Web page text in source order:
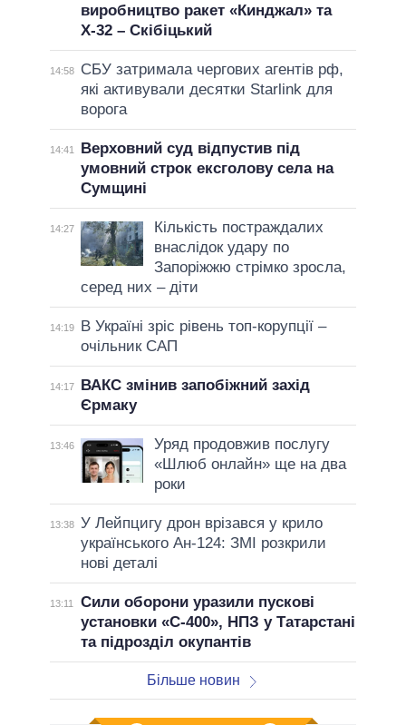
виробництво ракет «Кинджал» та
Х-32 – Скібіцький
14:58
СБУ затримала чергових агентів рф,
які активували десятки Starlink для
ворога
14:41
Верховний суд відпустив під
умовний строк ексголову села на
Сумщині
14:27
Кількість постраждалих
внаслідок удару по
Запоріжжю стрімко зросла,
серед них – діти
14:19
В Україні зріс рівень топ-корупції –
очільник САП
14:17
ВАКС змінив запобіжний захід
Єрмаку
13:46
Уряд продовжив послугу
«Шлюб онлайн» ще на два
роки
13:38 У Лейпцигу дрон врізався у крило
українського Ан-124: ЗМІ розкрили
нові деталі
13:11
Сили оборони уразили пускові
установки «С-400», НПЗ у Татарстані
та підрозділ окупантів
Більше новин